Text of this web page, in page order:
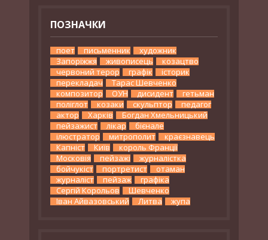
ПОЗНАЧКИ
поет письменник
художник
Запоріжжя
живописець
козацтво
червоний терор
графік
історик
перекладач
Тарас Шевченко
композитор
ОУН дисидент
гетьман
поліглот
козаки скульптор
педагог
актор
Харків
Богдан Хмельницький
пейзажист
лікар
бієнале
ілюстратор
митрополит
краєзнавець
Капніст
Київ
король Франції
Московія
пейзажі
журналістка
бойчукіст
портретист
отаман
журналіст
пейзаж
графіка
Сергій Корольов
Шевченко
Іван Айвазовський
Литва жупа